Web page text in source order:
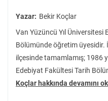
Yazar: Bekir Koçlar
Van Yüzüncü Yıl Üniversitesi
Bölümünde öğretim üyesidir.
ilçesinde tamamlamış; 1986
Edebiyat Fakültesi Tarih
Koçlar hakkında devamını